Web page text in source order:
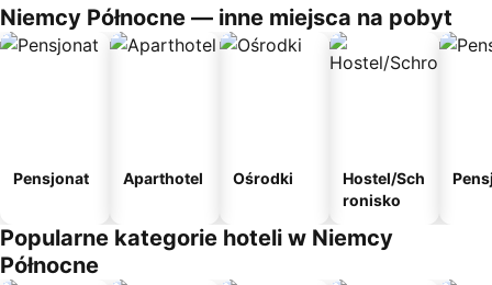
Niemcy Północne — inne miejsca na pobyt
Pensjonat Aparthotel Ośrodki
Hostel/Sch
ronisko
Popularne kategorie hoteli w Niemcy
Północne